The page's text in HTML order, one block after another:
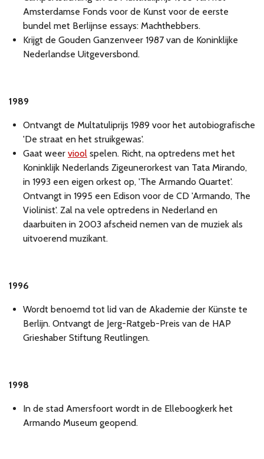
Amsterdamse Fonds voor de Kunst voor de eerste
bundel met Berlijnse essays: Machthebbers.
Krijgt de Gouden Ganzenveer 1987 van de Koninklijke
Nederlandse Uitgeversbond.
1989
Ontvangt de Multatuliprijs 1989 voor het autobiografische
'De straat en het struikgewas'.
Gaat weer viool spelen. Richt, na optredens met het
Koninklijk Nederlands Zigeunerorkest van Tata Mirando,
in 1993 een eigen orkest op, 'The Armando Quartet'.
Ontvangt in 1995 een Edison voor de CD 'Armando, The
Violinist'. Zal na vele optredens in Nederland en
daarbuiten in 2003 afscheid nemen van de muziek als
uitvoerend muzikant.
1996
Wordt benoemd tot lid van de Akademie der Künste te
Berlijn. Ontvangt de Jerg-Ratgeb-Preis van de HAP
Grieshaber Stiftung Reutlingen.
1998
In de stad Amersfoort wordt in de Elleboogkerk het
Armando Museum geopend.